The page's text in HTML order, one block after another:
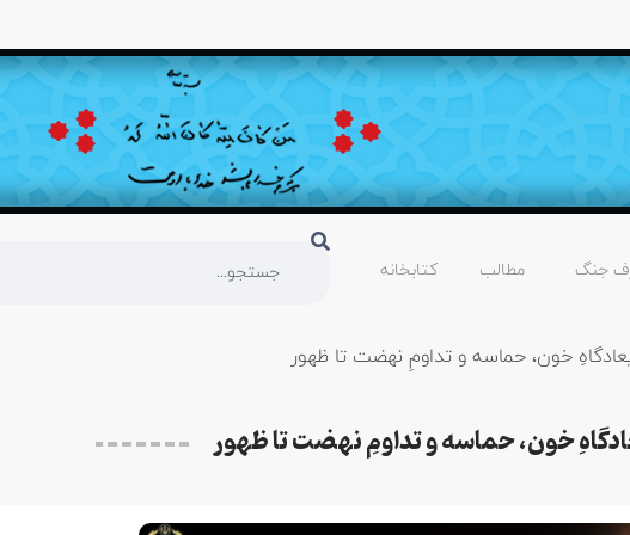
جنگ مطالب کتابخانه
خون، حماسه و تداومِ نهضت تا ظهور
خون، حماسه و تداومِ نهضت تا ظهور